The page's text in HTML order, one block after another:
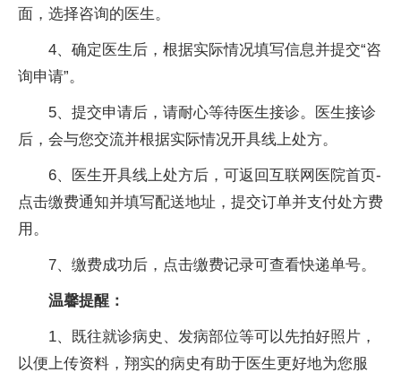
面，选择咨询的医生。
4、确定医生后，根据实际情况填写信息并提交“咨
询申请”。
5、提交申请后，请耐心等待医生接诊。医生接诊
后，会与您交流并根据实际情况开具线上处方。
6、医生开具线上处方后，可返回互联网医院首页-
点击缴费通知并填写配送地址，提交订单并支付处方费
用。
7、缴费成功后，点击缴费记录可查看快递单号。
温馨提醒：
1、既往就诊病史、发病部位等可以先拍好照片，
以便上传资料，翔实的病史有助于医生更好地为您服